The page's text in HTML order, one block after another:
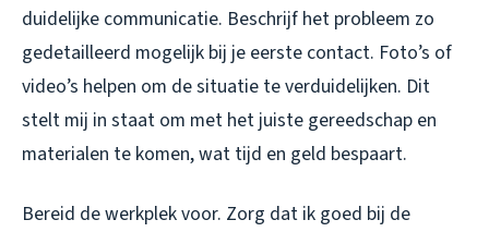
duidelijke communicatie. Beschrijf het probleem zo
gedetailleerd mogelijk bij je eerste contact. Foto’s of
video’s helpen om de situatie te verduidelijken. Dit
stelt mij in staat om met het juiste gereedschap en
materialen te komen, wat tijd en geld bespaart.
Bereid de werkplek voor. Zorg dat ik goed bij de